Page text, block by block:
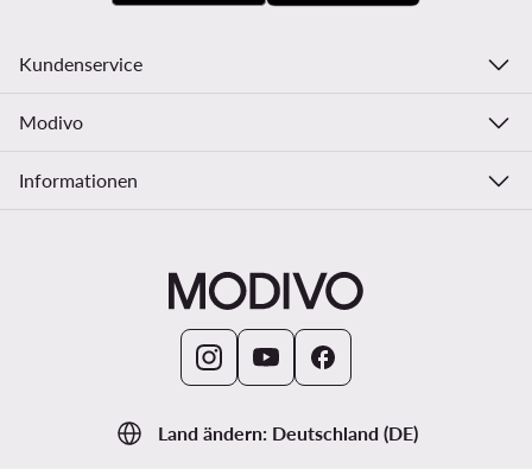
Land ändern: Deutschland (DE)
Kundenservice
Modivo
Informationen